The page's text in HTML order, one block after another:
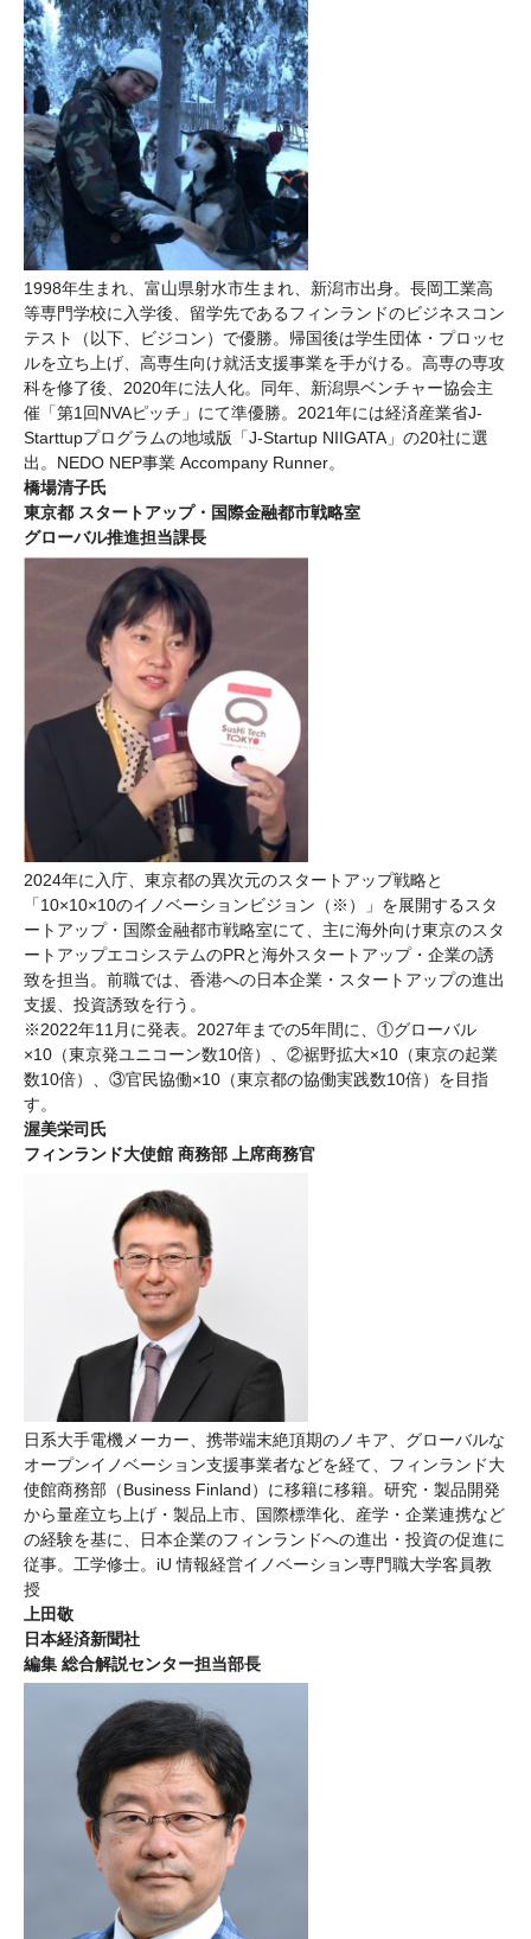
1998年生まれ、富山県射水市生まれ、新潟市出身。長岡工業高
等専門学校に入学後、留学先であるフィンランドのビジネスコン
テスト（以下、ビジコン）で優勝。帰国後は学生団体・プロッセ
ルを立ち上げ、高専生向け就活支援事業を手がける。高専の専攻
科を修了後、2020年に法人化。同年、新潟県ベンチャー協会主
催「第1回NVAピッチ」にて準優勝。2021年には経済産業省J-
Starttupプログラムの地域版「J-Startup NIIGATA」の20社に選
出。NEDO NEP事業 Accompany Runner。
橋場清子氏
東京都 スタートアップ・国際金融都市戦略室
グローバル推進担当課長
2024年に入庁、東京都の異次元のスタートアップ戦略と
「10×10×10のイノベーションビジョン（※）」を展開するスタ
ートアップ・国際金融都市戦略室にて、主に海外向け東京のスタ
ートアップエコシステムのPRと海外スタートアップ・企業の誘
致を担当。前職では、香港への日本企業・スタートアップの進出
支援、投資誘致を行う。
※2022年11月に発表。2027年までの5年間に、①グローバル
×10（東京発ユニコーン数10倍）、②裾野拡大×10（東京の起業
数10倍）、③官民協働×10（東京都の協働実践数10倍）を目指
す。
渥美栄司氏
フィンランド大使館 商務部 上席商務官
日系大手電機メーカー、携帯端末絶頂期のノキア、グローバルな
オープンイノベーション支援事業者などを経て、フィンランド大
使館商務部（Business Finland）に移籍に移籍。研究・製品開発
から量産立ち上げ・製品上市、国際標準化、産学・企業連携など
の経験を基に、日本企業のフィンランドへの進出・投資の促進に
従事。工学修士。iU 情報経営イノベーション専門職大学客員教
授
上田敬
日本経済新聞社
編集 総合解説センター担当部長